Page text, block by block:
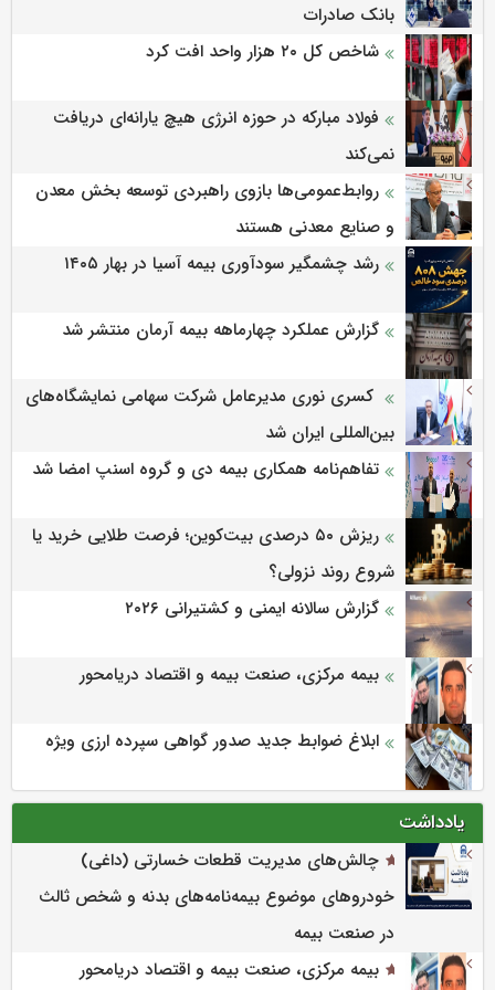
بانک صادرات
شاخص کل ۲۰ هزار واحد افت کرد
فولاد مبارکه در حوزه انرژی هیچ یارانه‌ای دریافت
نمی‌کند
روابط‌‌عمومی‌ها بازوی راهبردی توسعه بخش معدن
و صنایع معدنی هستند
رشد چشمگیر سودآوری بیمه آسیا در بهار ۱۴۰۵
گزارش عملکرد چهارماهه بیمه آرمان منتشر شد
کسری نوری مدیرعامل شرکت سهامی نمایشگاه‌های
بین‌المللی ایران شد
تفاهم‌نامه همکاری بیمه دی و گروه اسنپ امضا شد
ریزش ۵۰ درصدی بیت‌کوین؛ فرصت طلایی خرید یا
شروع روند نزولی؟
گزارش سالانه ایمنی و كشتیرانی ۲۰۲۶
بیمه مرکزی، صنعت بیمه و اقتصاد دریامحور
ابلاغ ضوابط جدید صدور گواهی سپرده ارزی ویژه
یادداشت
چالش‌های مدیریت قطعات خسارتی (داغی)
خودروهای موضوع بیمه‌نامه‌های بدنه و شخص ثالث
در صنعت بیمه
بیمه مرکزی، صنعت بیمه و اقتصاد دریامحور